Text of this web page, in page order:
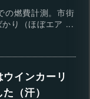
の燃費計測。市街
り（ほぼエア ...
ウインカーリ
（汗）